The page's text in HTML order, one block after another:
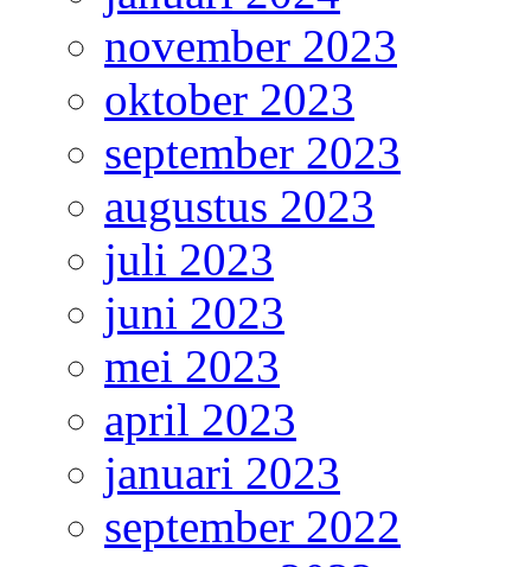
november 2023
oktober 2023
september 2023
augustus 2023
juli 2023
juni 2023
mei 2023
april 2023
januari 2023
september 2022